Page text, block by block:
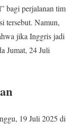
bagi perjalanan tim
tersebut. Namun,
jika Inggris jadi
Jumat, 24 Juli
19 Juli 2025 di